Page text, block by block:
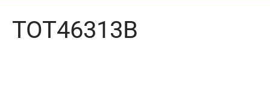
TOT46313B